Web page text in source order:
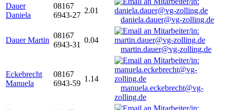
Dauer
Daniela
08167
6943-27
2.01
daniela.dauer@vg-zolling.de
Dauer Martin
08167
6943-31
0.04
martin.dauer@vg-zolling.de
Eckebrecht
Manuela
08167
6943-59
1.14
manuela.eckebrecht@vg-
zolling.de